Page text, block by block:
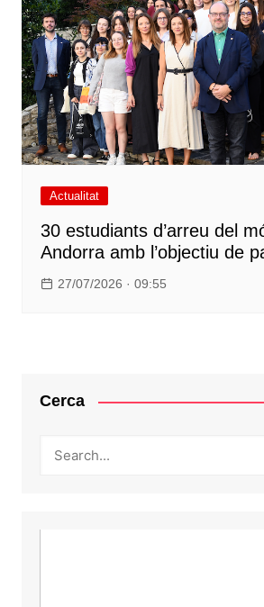
Actualitat
30 estudiants d’arreu del
Andorra amb l’objectiu de
27/07/2026 · 09:55
Cerca